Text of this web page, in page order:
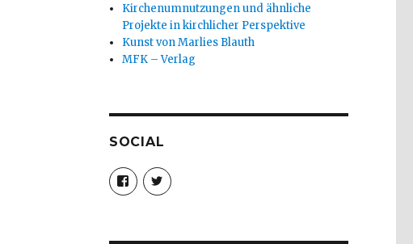
Kirchenumnutzungen und ähnliche
Projekte in kirchlicher Perspektive
Kunst von Marlies Blauth
MFK – Verlag
SOCIAL
Profil
von
christoph.fleischer1
anzeigen
Profil
von
anzeigen